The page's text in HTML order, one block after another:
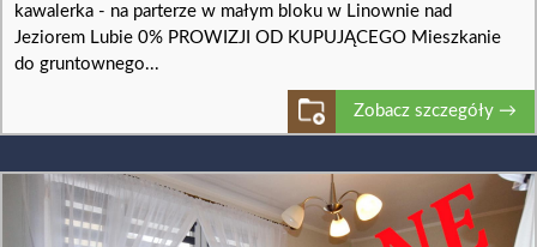
kawalerka - na parterze w małym bloku w Linownie nad
Jeziorem Lubie 0% PROWIZJI OD KUPUJĄCEGO Mieszkanie
do gruntownego...
Zobacz szczegóły →